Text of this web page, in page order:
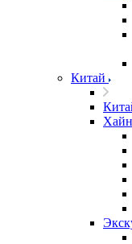
Китай